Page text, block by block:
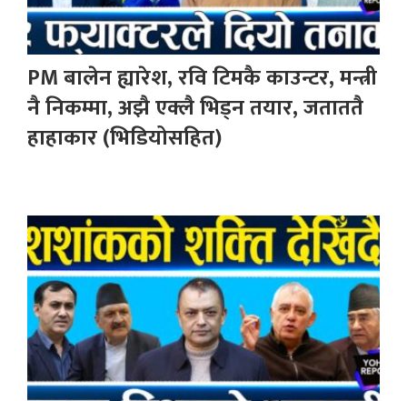
PM बालेन ह्यारेश, रवि टिमकै काउन्टर, मन्त्री
नै निकम्मा, अझै एक्लै भिड्न तयार, जताततै
हाहाकार (भिडियोसहित)